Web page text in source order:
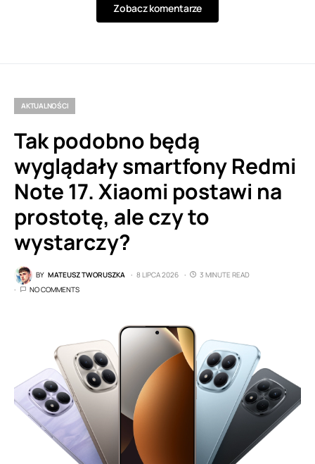
Zobacz komentarze
AKTUALNOŚCI
Tak podobno będą
wyglądały smartfony Redmi
Note 17. Xiaomi postawi na
prostotę, ale czy to
wystarczy?
BY MATEUSZ TWORUSZKA 8 LIPCA 2026
3 MINUTE READ
NO COMMENTS